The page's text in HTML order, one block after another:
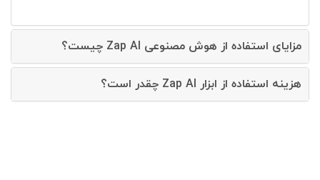
مزایای استفاده از هوش مصنوعی Zap AI چیست؟
هزینه استفاده از ابزار Zap AI چقدر است؟